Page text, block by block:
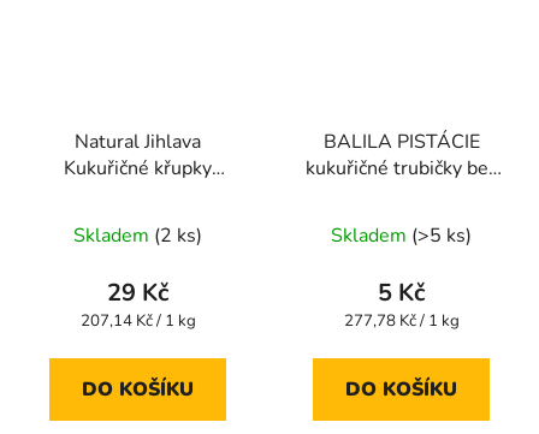
Natural Jihlava
Kukuřičné křupky
hodnocení
produktu
je
z
Skladem (2 ks)
29 Kč
Měrná
207,14 Kč / 1 kg
DO KOŠÍKU
BALILA PISTÁCIE
kukuřičné trubičky bez
hodnocení
produktu
je
z
Skladem (>5 ks)
5 Kč
Měrná
277,78 Kč / 1 kg
DO KOŠÍKU